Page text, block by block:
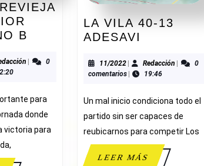
B
TORREVIEJA
JUNIOR
MASCULINO
B
Redacción
0
para
donde
victoria para
LA VILA 40-13
ADESAVI
40-
13
11/202211/2022
| Redacción Redacción
|
0
comentarios | 19:46
Un mal inicio condiciona todo el
partido sin ser capaces de
reubicarnos para competir Los
LEER MÁSLEER